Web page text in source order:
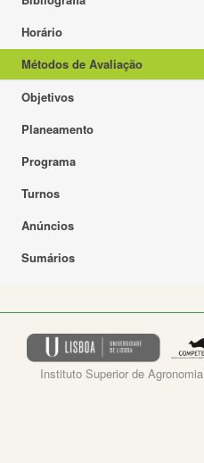
Horário
Métodos de Avaliação
Objetivos
Planeamento
Programa
Turnos
Anúncios
Sumários
Instituto Superior de Agronomia